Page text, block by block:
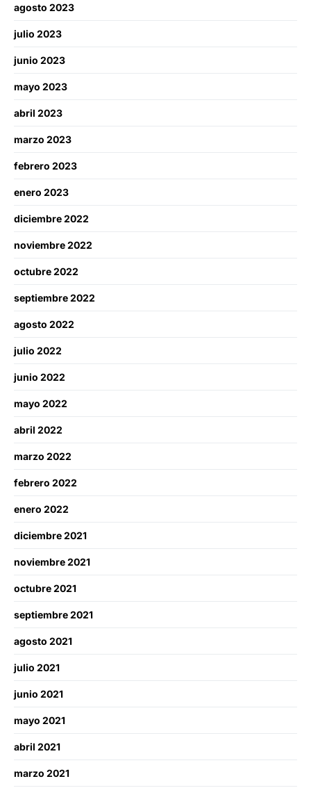
agosto 2023
julio 2023
junio 2023
mayo 2023
abril 2023
marzo 2023
febrero 2023
enero 2023
diciembre 2022
noviembre 2022
octubre 2022
septiembre 2022
agosto 2022
julio 2022
junio 2022
mayo 2022
abril 2022
marzo 2022
febrero 2022
enero 2022
diciembre 2021
noviembre 2021
octubre 2021
septiembre 2021
agosto 2021
julio 2021
junio 2021
mayo 2021
abril 2021
marzo 2021